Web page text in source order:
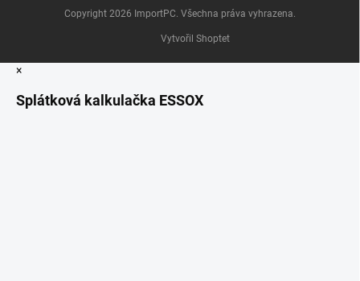
Vytvořil Shoptet
Copyright 2026 ImportPC . Všechna práva vyhrazena.
×
Splátková kalkulačka ESSOX